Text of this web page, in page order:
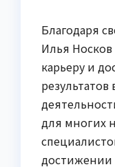
Благодаря
Илья Носков
карьеру и
для многих
достижении